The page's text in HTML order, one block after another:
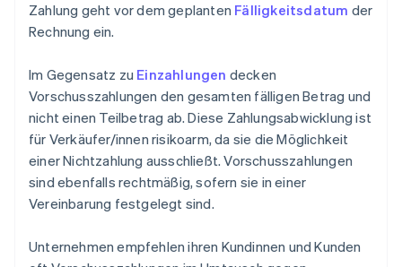
Zahlung geht vor dem geplanten Fälligkeitsdatum der
Rechnung ein.
Im Gegensatz zu Einzahlungen decken
Vorschusszahlungen den gesamten fälligen Betrag und
nicht einen Teilbetrag ab. Diese Zahlungsabwicklung ist
für Verkäufer/innen risikoarm, da sie die Möglichkeit
einer Nichtzahlung ausschließt. Vorschusszahlungen
sind ebenfalls rechtmäßig, sofern sie in einer
Vereinbarung festgelegt sind.
Unternehmen empfehlen ihren Kundinnen und Kunden